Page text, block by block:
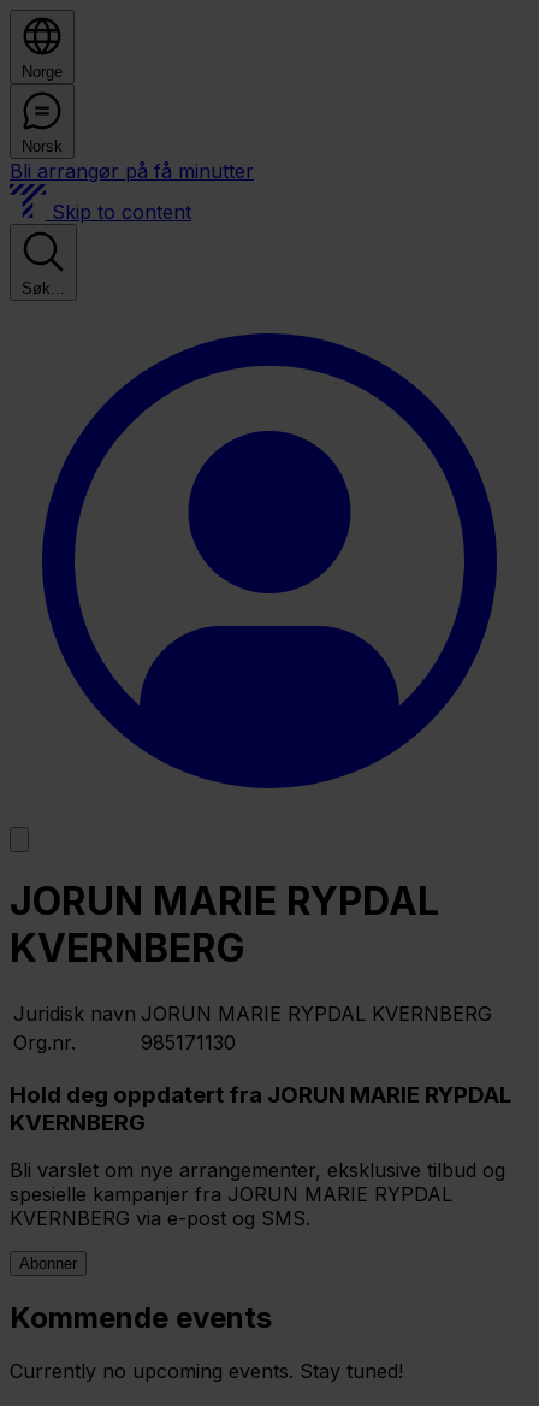
Norge
Norsk
Bli arrangør på få minutter
Skip to content
Søk...
JORUN MARIE RYPDAL
KVERNBERG
Juridisk navn JORUN MARIE RYPDAL KVERNBERG
Org.nr.
985171130
Hold deg oppdatert fra JORUN MARIE RYPDAL
KVERNBERG
Bli varslet om nye arrangementer, eksklusive tilbud og
spesielle kampanjer fra JORUN MARIE RYPDAL
KVERNBERG via e-post og SMS.
Abonner
Kommende events
Currently no upcoming events. Stay tuned!